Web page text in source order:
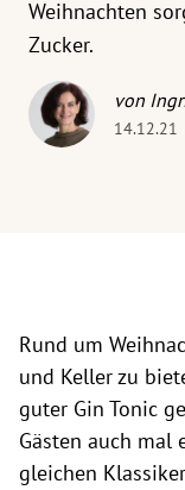
Weihnachten
Zucker.
von
14.12.21
Rund um
und Keller zu
guter Gin Tonic
Gästen auch mal
gleichen